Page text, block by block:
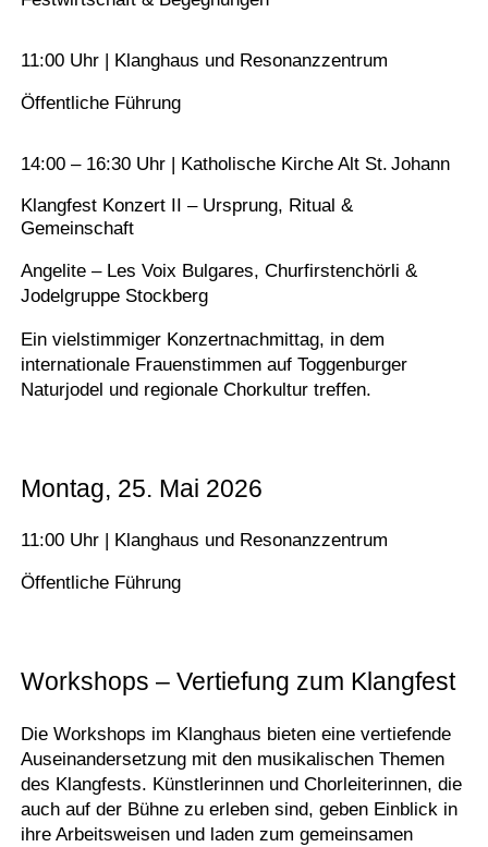
11:00 Uhr | Klanghaus und Resonanzzentrum
Öffentliche Führung
14:00 – 16:30 Uhr | Katholische Kirche Alt St. Johann
Klangfest Konzert II – Ursprung, Ritual &
Gemeinschaft
Angelite – Les Voix Bulgares, Churfirstenchörli &
Jodelgruppe Stockberg
Ein vielstimmiger Konzertnachmittag, in dem
internationale Frauenstimmen auf Toggenburger
Naturjodel und regionale Chorkultur treffen.
Montag, 25. Mai 2026
11:00 Uhr | Klanghaus und Resonanzzentrum
Öffentliche Führung
Workshops – Vertiefung zum Klangfest
Die Workshops im Klanghaus bieten eine vertiefende
Auseinandersetzung mit den musikalischen Themen
des Klangfests. Künstlerinnen und Chorleiterinnen, die
auch auf der Bühne zu erleben sind, geben Einblick in
ihre Arbeitsweisen und laden zum gemeinsamen